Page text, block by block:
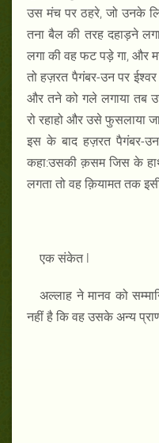
उस मंच पर ठहरे, जो उनके
तना बैल की तरह दहाड़ने
लगा की वह फट पड़े गा, और
तो हज़रत पैगंबर-उन पर
और तने को गले लगाया तब
रो रहाहो और उसे फुसलाया
इस के बाद हज़रत पैगंबर-
कहा:उसकी क़सम जिस के
लगता तो वह क़ियामत तक
एक संकेत l
अल्लाह ने मानव को
नहीं है कि वह उसके अन्य